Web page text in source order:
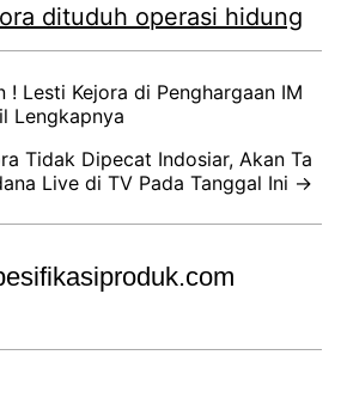
dituduh operasi hidung
Lesti Kejora di Penghargaan IM
Lengkapnya
Tidak Dipecat Indosiar, Akan Ta
Live di TV Pada Tanggal Ini →